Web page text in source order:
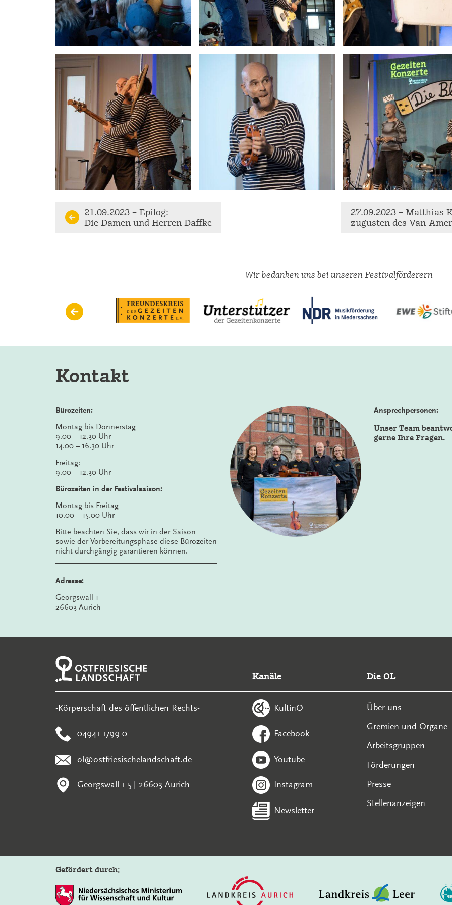
Continue
21.09.2023 – Epilog:
Die Damen und Herren Daffke
27.09.2023 – Matthias
zugusten des Van-
Wir bedanken uns bei unseren Festivalförderern
Kontakt
Bürozeiten:
Montag bis Donnerstag
9.00 – 12.30 Uhr
14.00 – 16.30 Uhr
Freitag:
9.00 – 12.30 Uhr
Bürozeiten in der Festivalsaison:
Montag bis Freitag
10.00 – 15.00 Uhr
Bitte beachten Sie, dass wir in der Saison
sowie der Vorbereitungsphase diese Bürozeiten
nicht durchgängig garantieren können.
Adresse:
Georgswall 1
26603 Aurich
Ansprechpersonen:
Unser Team
gerne Ihre Fragen.
-Körperschaft des öffentlichen Rechts-
04941 1799-0
ol@ostfriesischelandschaft.de
Georgswall 1-5 | 26603 Aurich
Kanäle
KultinO
Facebook
Youtube
Instagram
Newsletter
Die OL
Über uns
Gremien und Organe
Arbeitsgruppen
Förderungen
Presse
Stellenanzeigen
Gefördert durch: